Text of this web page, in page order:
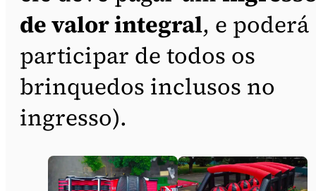
de valor integral, e poderá
participar de todos os
brinquedos inclusos no
ingresso).